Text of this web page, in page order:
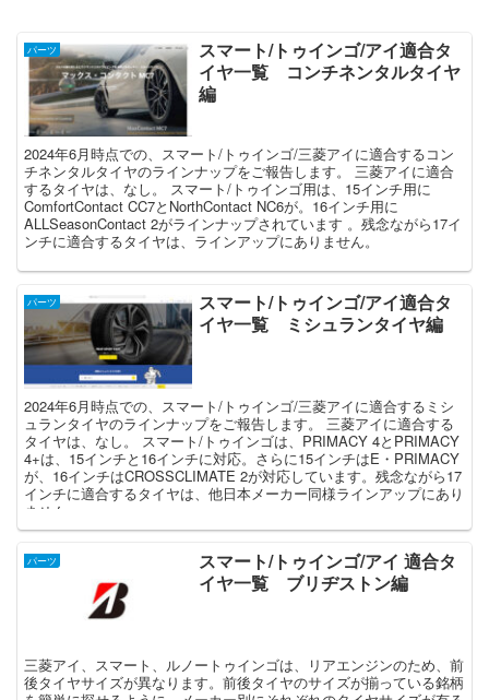
パーツ
スマート/トゥインゴ/アイ適合タ
イヤ一覧 コンチネンタルタイヤ
編
2024年6月時点での、スマート/トゥインゴ/三菱アイに適合するコン
チネンタルタイヤのラインナップをご報告します。 三菱アイに適合
するタイヤは、なし。 スマート/トゥインゴ用は、15インチ用に
ComfortContact CC7とNorthContact NC6が。16インチ用に
ALLSeasonContact 2がラインナップされています 。残念ながら17イ
ンチに適合するタイヤは、ラインアップにありません。
パーツ
スマート/トゥインゴ/アイ適合タ
イヤ一覧 ミシュランタイヤ編
2024年6月時点での、スマート/トゥインゴ/三菱アイに適合するミシ
ュランタイヤのラインナップをご報告します。 三菱アイに適合する
タイヤは、なし。 スマート/トゥインゴは、PRIMACY 4とPRIMACY
4+は、15インチと16インチに対応。さらに15インチはE・PRIMACY
が、16インチはCROSSCLIMATE 2が対応しています。残念ながら17
インチに適合するタイヤは、他日本メーカー同様ラインアップにあり
ません。
パーツ
スマート/トゥインゴ/アイ 適合タ
イヤ一覧 ブリヂストン編
三菱アイ、スマート、ルノートゥインゴは、リアエンジンのため、前
後タイヤサイズが異なります。前後タイヤのサイズが揃っている銘柄